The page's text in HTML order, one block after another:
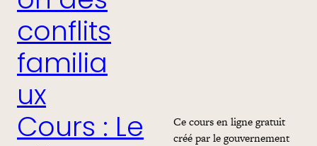
conflits
familia
ux
Cours : Le
Ce cours en ligne gratuit
créé par le gouvernement